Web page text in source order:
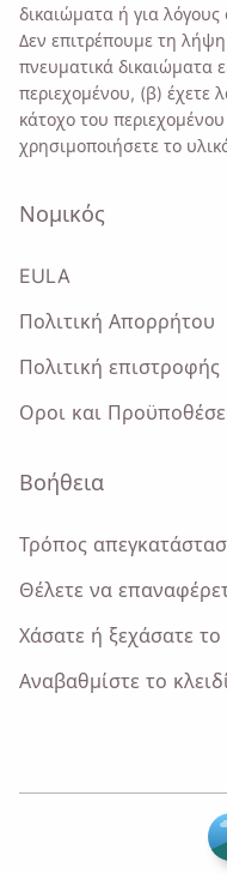
δικαιώματα ή για
Δεν επιτρέπουμε τη
πνευματικά δικαιώματα
περιεχομένου, (β) έχετε
κάτοχο του
χρησιμοποιήσετε το
Νομικός
EULA
Πολιτική Απορρήτου
Πολιτική επιστροφής
Οροι και
Βοήθεια
Τρόπος
Θέλετε να
Χάσατε ή ξεχάσατε το
Αναβαθμίστε το